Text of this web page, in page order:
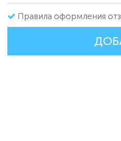
Правила оформления